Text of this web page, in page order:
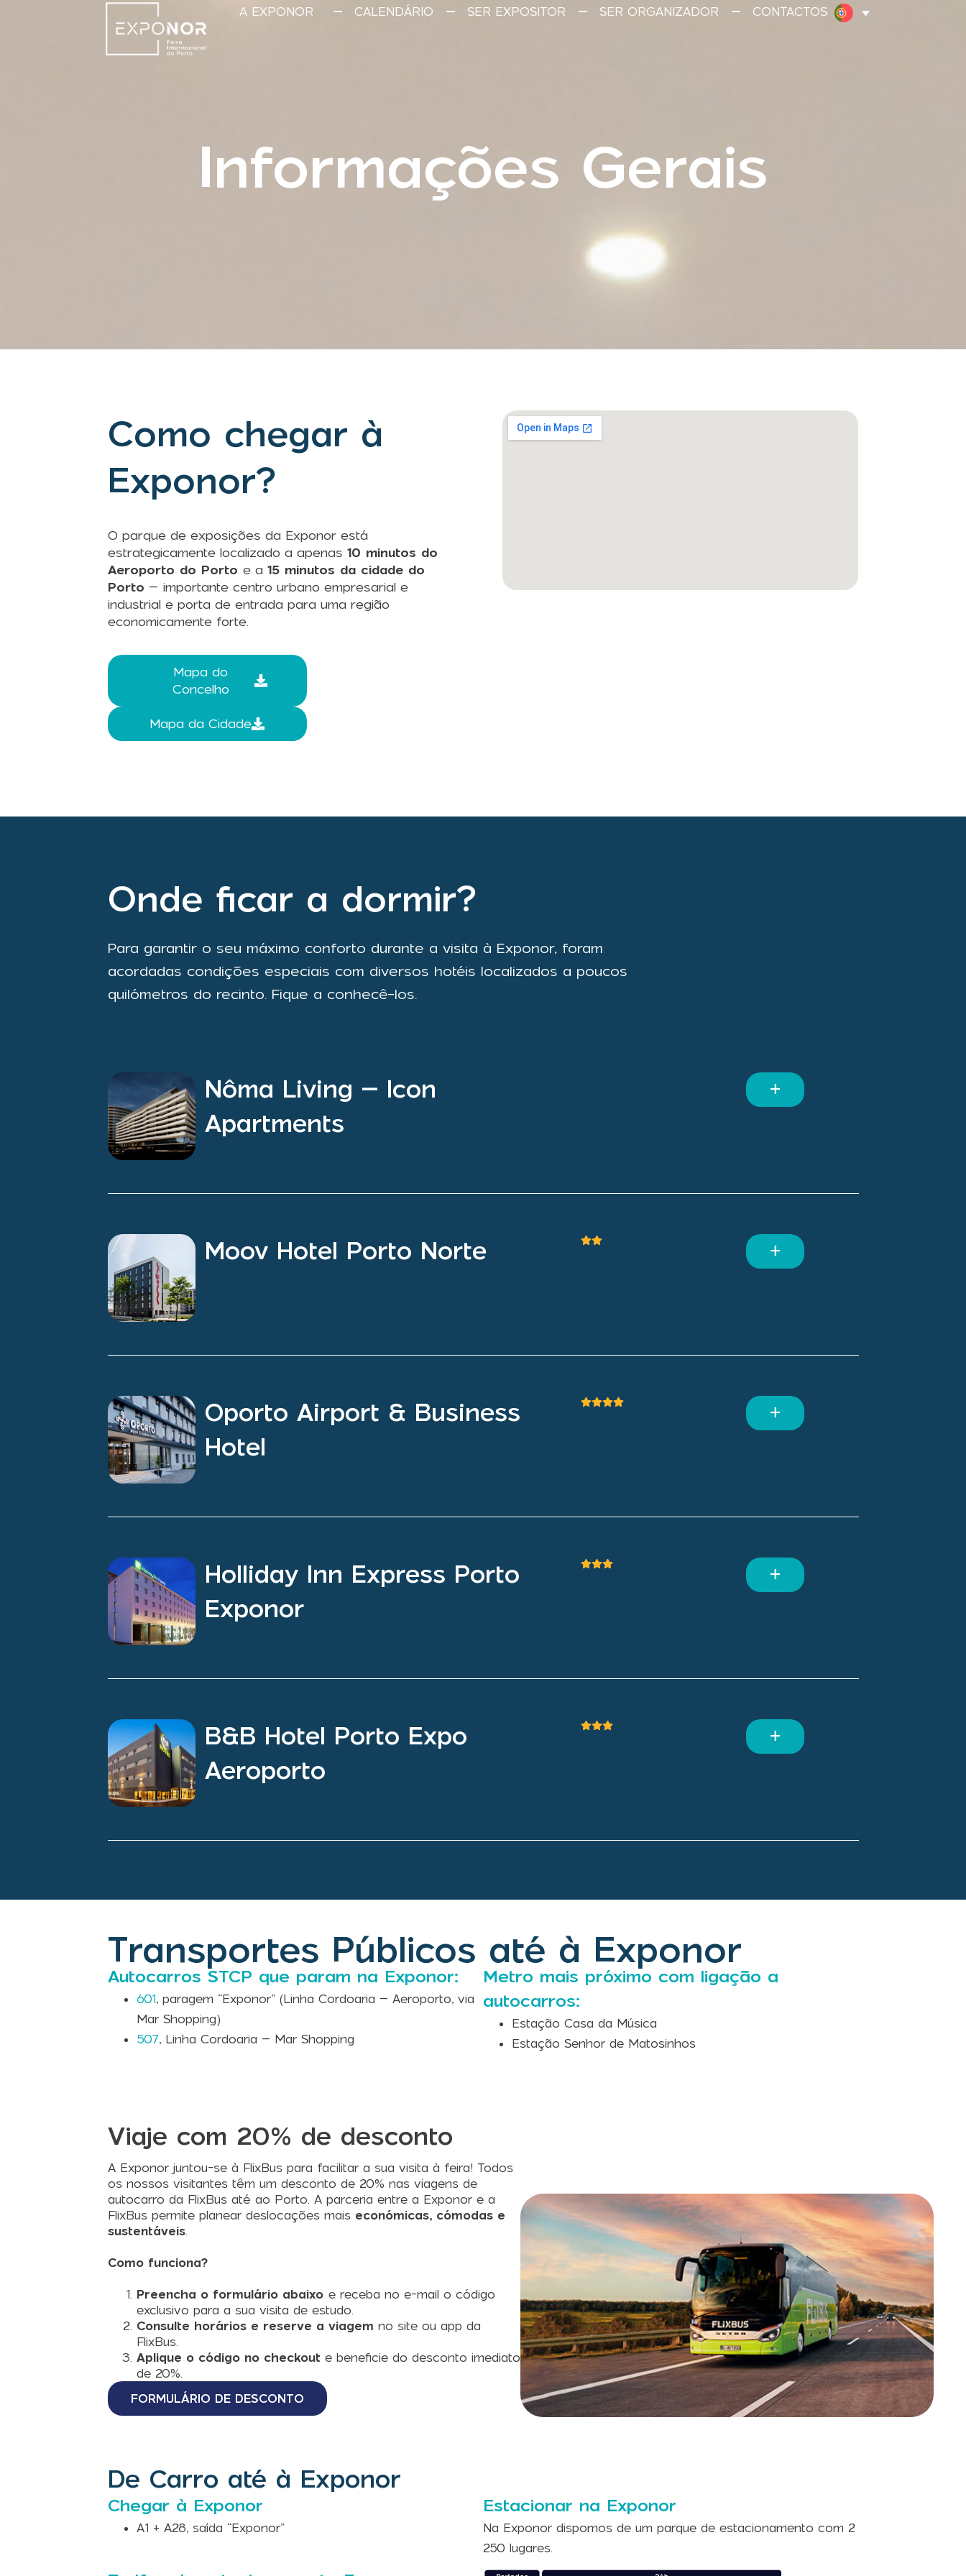
A EXPONOR CALENDÁRIO SER EXPOSITOR SER ORGANIZADOR CONTACTOS
Informações Gerais
Como chegar à
Exponor?
O parque de exposições da Exponor está
estrategicamente localizado a apenas 10 minutos do
Aeroporto do Porto e a 15 minutos da cidade do
Porto – importante centro urbano empresarial e
industrial e porta de entrada para uma região
economicamente forte.
Mapa do
Concelho
Mapa da Cidade
Onde ficar a dormir?
Para garantir o seu máximo conforto durante a visita à Exponor, foram
acordadas condições especiais com diversos hotéis localizados a poucos
quilómetros do recinto. Fique a conhecê-los.
Nôma Living – Icon
Apartments
Moov Hotel Porto Norte
Oporto Airport & Business
Hotel
Holliday Inn Express Porto
Exponor
B&B Hotel Porto Expo
Aeroporto
Transportes Públicos até à Exponor
Autocarros STCP que param na Exponor:
601, paragem “Exponor” (Linha Cordoaria – Aeroporto, via
Mar Shopping)
507, Linha Cordoaria – Mar Shopping
Metro mais próximo com ligação a
autocarros:
Estação Casa da Música
Estação Senhor de Matosinhos
Viaje com 20% de desconto
A Exponor juntou-se à FlixBus para facilitar a sua visita à feira! Todos
os nossos visitantes têm um desconto de 20% nas viagens de
autocarro da FlixBus até ao Porto. A parceria entre a Exponor e a
FlixBus permite planear deslocações mais económicas, cómodas e
sustentáveis.
Como funciona?
Preencha o formulário abaixo e receba no e-mail o código
exclusivo para a sua visita de estudo.
Consulte horários e reserve a viagem no site ou app da
FlixBus.
Aplique o código no checkout e beneficie do desconto imediato
de 20%.
FORMULÁRIO DE DESCONTO
De Carro até à Exponor
Chegar à Exponor
A1 + A28, saída “Exponor”
Estacionar na Exponor
Na Exponor dispomos de um parque de estacionamento com 2
250 lugares.